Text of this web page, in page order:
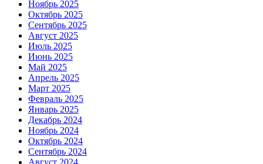
Ноябрь 2025
Октябрь 2025
Сентябрь 2025
Август 2025
Июль 2025
Июнь 2025
Май 2025
Апрель 2025
Март 2025
Февраль 2025
Январь 2025
Декабрь 2024
Ноябрь 2024
Октябрь 2024
Сентябрь 2024